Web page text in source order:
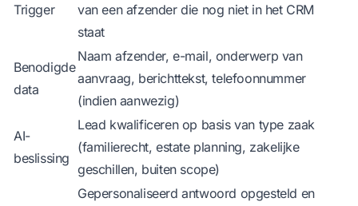
Trigger
van een afzender die nog niet in het CRM
staat
Benodigde
data
Naam afzender, e-mail, onderwerp van
aanvraag, berichttekst, telefoonnummer
(indien aanwezig)
AI-
beslissing
Lead kwalificeren op basis van type zaak
(familierecht, estate planning, zakelijke
geschillen, buiten scope)
Gepersonaliseerd antwoord opgesteld en